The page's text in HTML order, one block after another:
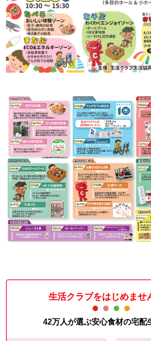
生活クラブをはじめませ
42万人が選ぶ安心食材の宅配